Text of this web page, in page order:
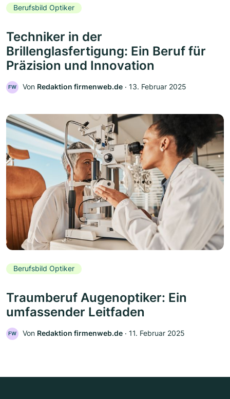
Berufsbild Optiker
Techniker in der
Brillenglasfertigung: Ein Beruf für
Präzision und Innovation
FW Von Redaktion firmenweb.de ‧ 13. Februar 2025
Berufsbild Optiker
Traumberuf Augenoptiker: Ein
umfassender Leitfaden
FW Von Redaktion firmenweb.de ‧ 11. Februar 2025